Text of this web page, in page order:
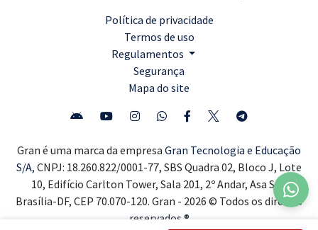
Política de privacidade
Termos de uso
Regulamentos
Segurança
Mapa do site
Gran é uma marca da empresa Gran Tecnologia e Educação
S/A, CNPJ: 18.260.822/0001-77, SBS Quadra 02, Bloco J, Lote
10, Edifício Carlton Tower, Sala 201, 2º Andar, Asa Sul,
Brasília-DF, CEP 70.070-120. Gran - 2026 © Todos os direitos
reservados ®